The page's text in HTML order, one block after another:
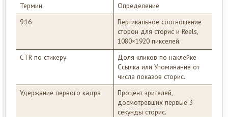
Термин
Определение
9:16
Вертикальное соотношение
сторон для сторис и Reels,
1080×1920 пикселей.
CTR по стикеру
Доля кликов по наклейке
Ссылка или Упоминание от
числа показов сторис.
Удержание первого кадра
Процент зрителей,
досмотревших первые 3
секунды сторис.